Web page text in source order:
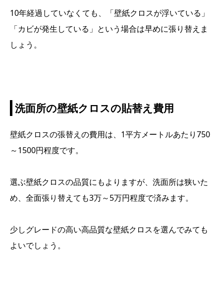
10年経過していなくても、「壁紙クロスが浮いている」
「カビが発生している」という場合は早めに張り替えま
しょう。
洗面所の壁紙クロスの貼替え費用
壁紙クロスの張替えの費用は、1平方メートルあたり750
～1500円程度です。
選ぶ壁紙クロスの品質にもよりますが、洗面所は狭いた
め、全面張り替えても3万～5万円程度で済みます。
少しグレードの高い高品質な壁紙クロスを選んでみても
よいでしょう。